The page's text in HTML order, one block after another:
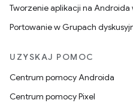
Tworzenie aplikacji na
Portowanie w Grupach
UZYSKAJ POMOC
Centrum pomocy Androida
Centrum pomocy Pixel